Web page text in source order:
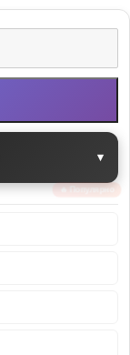
▾
🔥 Популярно